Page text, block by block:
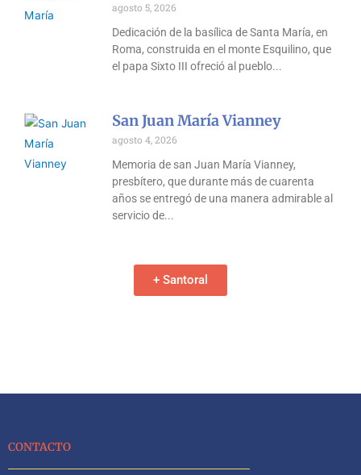
agosto 5, 2026
Dedicación de la basílica de Santa María, en
Roma, construida en el monte Esquilino, que
el papa Sixto III ofreció al pueblo
San Juan María Vianney
agosto 4, 2026
Memoria de san Juan María Vianney,
presbítero, que durante más de cuarenta
años se entregó de una manera admirable al
servicio de
+ Santoral
CONTACTO